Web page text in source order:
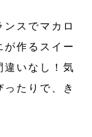
スでマカロ
が作るスイー
違いなし！気
たりで、き